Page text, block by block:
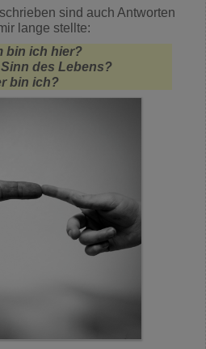
sind auch Antworten
lange stellte:
bin ich hier?
des Lebens?
bin ich?